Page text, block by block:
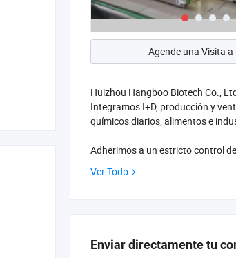
Agende una Visita a
Huizhou Hangboo Biotech Co.,
Integramos I+D, producción y
químicos diarios, alimentos e
Adherimos a un estricto control
Ver Todo
Enviar directamente tu